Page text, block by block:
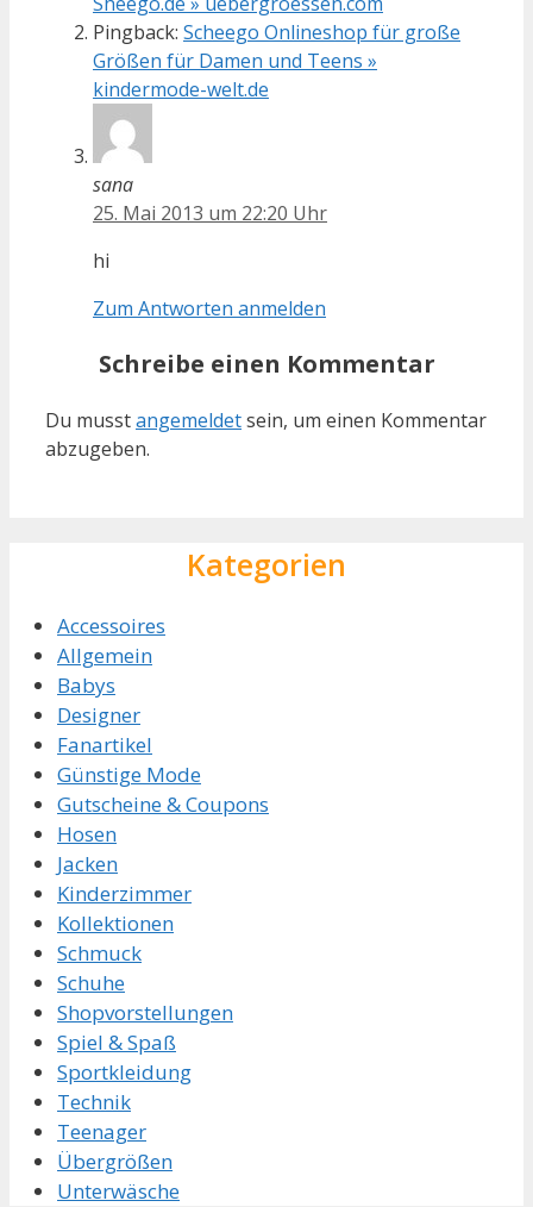
Pingback: Scheego Onlineshop für große
Größen für Damen und Teens »
kindermode-welt.de
sana
25. Mai 2013 um 22:20 Uhr
hi
Zum Antworten anmelden
Schreibe einen Kommentar
Du musstangemeldetsein, um einen Kommentar
abzugeben.
Kategorien
Accessoires
Allgemein
Babys
Designer
Fanartikel
Günstige Mode
Gutscheine & Coupons
Hosen
Jacken
Kinderzimmer
Kollektionen
Schmuck
Schuhe
Shopvorstellungen
Spiel & Spaß
Sportkleidung
Technik
Teenager
Übergrößen
Unterwäsche